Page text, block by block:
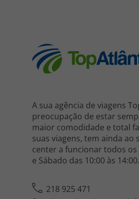
A sua agência de viagens
preocupação de estar
maior comodidade e total
suas viagens, tem ainda ao
center a funcionar todos os
e Sábado das 10:00 às 14:00.
218 925 471